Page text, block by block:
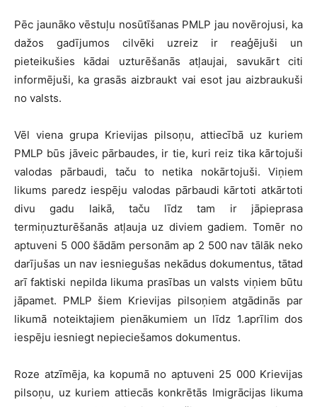
Pēc jaunāko vēstuļu nosūtīšanas PMLP jau novērojusi, ka
dažos gadījumos cilvēki uzreiz ir reaģējuši un
pieteikušies kādai uzturēšanās atļaujai, savukārt citi
informējuši, ka grasās aizbraukt vai esot jau aizbraukuši
no valsts.
Vēl viena grupa Krievijas pilsoņu, attiecībā uz kuriem
PMLP būs jāveic pārbaudes, ir tie, kuri reiz tika kārtojuši
valodas pārbaudi, taču to netika nokārtojuši. Viņiem
likums paredz iespēju valodas pārbaudi kārtoti atkārtoti
divu gadu laikā, taču līdz tam ir jāpieprasa
termiņuzturēšanās atļauja uz diviem gadiem. Tomēr no
aptuveni 5 000 šādām personām ap 2 500 nav tālāk neko
darījušas un nav iesniegušas nekādus dokumentus, tātad
arī faktiski nepilda likuma prasības un valsts viņiem būtu
jāpamet. PMLP šiem Krievijas pilsoņiem atgādinās par
likumā noteiktajiem pienākumiem un līdz 1.aprīlim dos
iespēju iesniegt nepieciešamos dokumentus.
Roze atzīmēja, ka kopumā no aptuveni 25 000 Krievijas
pilsoņu, uz kuriem attiecās konkrētās Imigrācijas likuma